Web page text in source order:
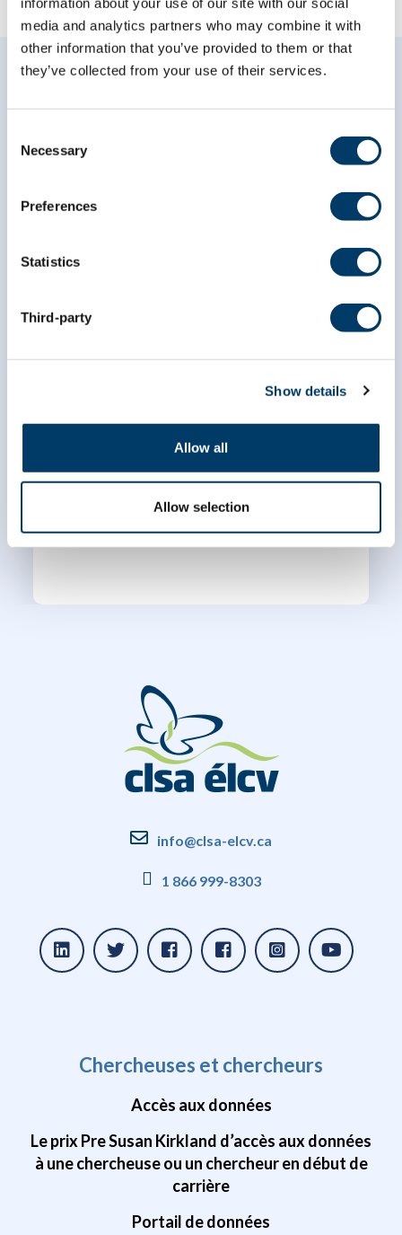
media and analytics partners who may combine it with
other information that you’ve provided to them or that
they’ve collected from your use of their services.
Selection
Necessary
Preferences
Statistics
Third-party
Show details
Allow all
Allow selection
*
info@clsa-elcv.ca
1 866 999-8303
Chercheuses et chercheurs
Accès aux données
Le prix Pre Susan Kirkland d’accès aux données
à une chercheuse ou un chercheur en début de
carrière
Portail de données